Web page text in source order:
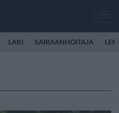
LAKI SAIRAANHOITAJA